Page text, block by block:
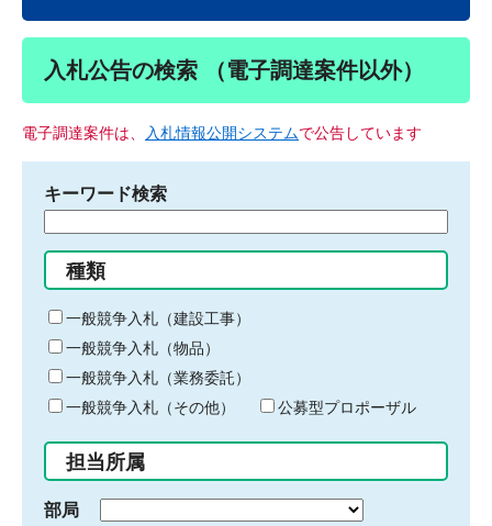
入札公告の検索 （電子調達案件以外）
電子調達案件は、 入札情報公開システムで公告しています
キーワード検索
る
キ
ー
ワ
ー
ド
入
力
種類
一般競争入札（建設工事）
一般競争入札（物品）
一般競争入札（業務委託）
一般競争入札（その他）
公募型プロポーザル
担当所属
部局